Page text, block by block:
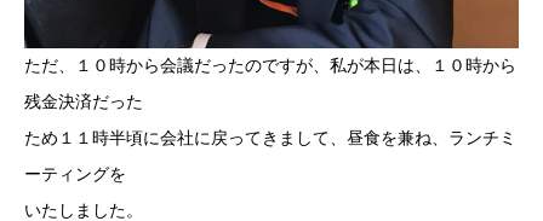
ただ、１０時から会議だったのですが、私が本日は、１０時から
残金決済だった
ため１１時半頃に会社に戻ってきまして、昼食を兼ね、ランチミ
ーティングを
いたしました。